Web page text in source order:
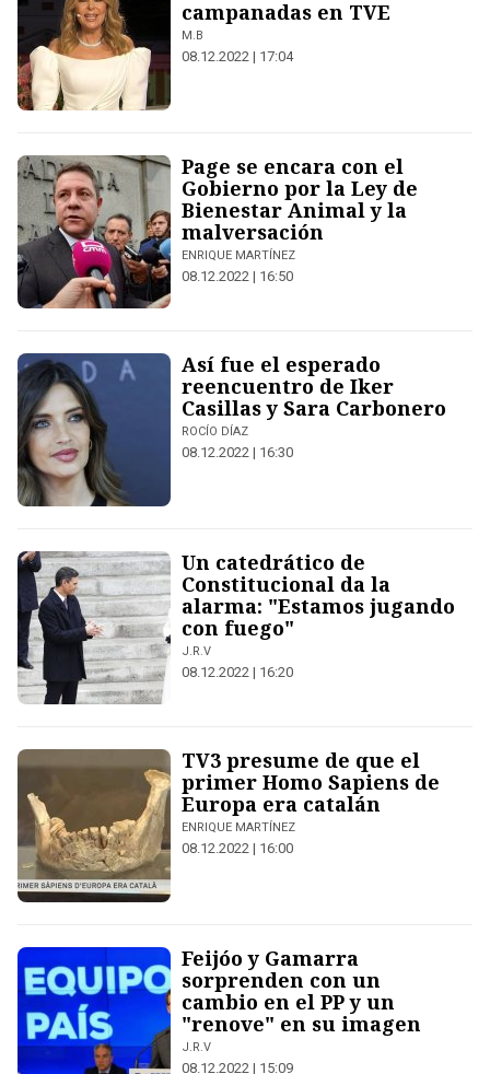
campanadas en TVE
M.B
08.12.2022 | 17:04
Page se encara con el
Gobierno por la Ley de
Bienestar Animal y la
malversación
ENRIQUE MARTÍNEZ
08.12.2022 | 16:50
Así fue el esperado
reencuentro de Iker
Casillas y Sara Carbonero
ROCÍO DÍAZ
08.12.2022 | 16:30
Un catedrático de
Constitucional da la
alarma: "Estamos jugando
con fuego"
J.R.V
08.12.2022 | 16:20
TV3 presume de que el
primer Homo Sapiens de
Europa era catalán
ENRIQUE MARTÍNEZ
08.12.2022 | 16:00
Feijóo y Gamarra
sorprenden con un
cambio en el PP y un
"renove" en su imagen
J.R.V
08.12.2022 | 15:09